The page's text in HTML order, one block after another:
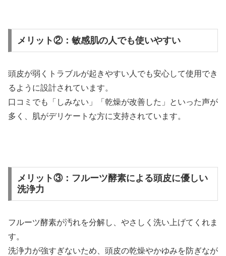
メリット②：敏感肌の人でも使いやすい
頭皮が弱くトラブルが起きやすい人でも安心して使用でき
るように設計されています。
口コミでも「しみない」「乾燥が改善した」といった声が
多く、肌がデリケートな方に支持されています。
メリット③：フルーツ酵素による頭皮に優しい
洗浄力
フルーツ酵素が汚れを分解し、やさしく洗い上げてくれま
す。
洗浄力が強すぎないため、頭皮の乾燥やかゆみを防ぎなが